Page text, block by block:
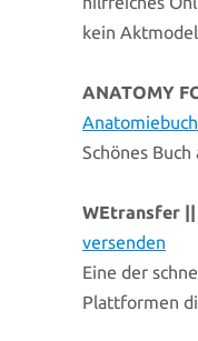
kein
ANATOMY
Schönes
WEtransfer ||
versenden
Eine der
Plattformen